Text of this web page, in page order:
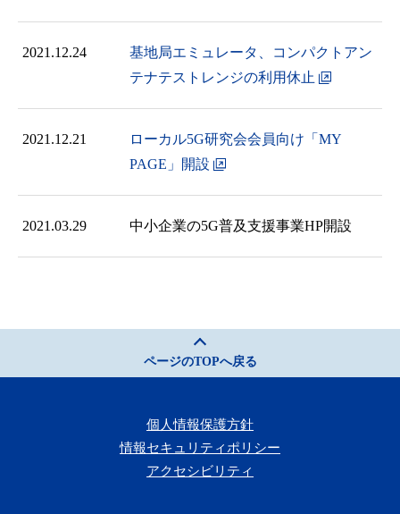
2021.12.24
基地局エミュレータ、コンパクトアン
テナテストレンジの利用休止
2021.12.21
ローカル5G研究会会員向け「MY
PAGE」開設
2021.03.29 中小企業の5G普及支援事業HP開設
ページのTOPへ戻る
個人情報保護方針
情報セキュリティポリシー
アクセシビリティ